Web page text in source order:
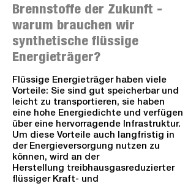
Brennstoffe der Zukunft -
warum brauchen wir
synthetische flüssige
Energieträger?
Flüssige Energieträger haben viele
Vorteile: Sie sind gut speicherbar und
leicht zu transportieren, sie haben
eine hohe Energiedichte und verfügen
über eine hervorragende Infrastruktur.
Um diese Vorteile auch langfristig in
der Energieversorgung nutzen zu
können, wird an der
Herstellung treibhausgasreduzierter
flüssiger Kraft- und